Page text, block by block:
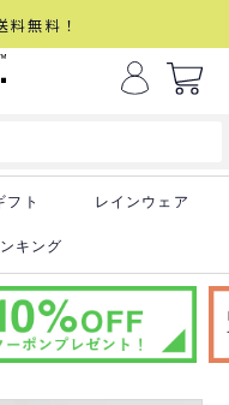
無料！
フト レインウェア
キング